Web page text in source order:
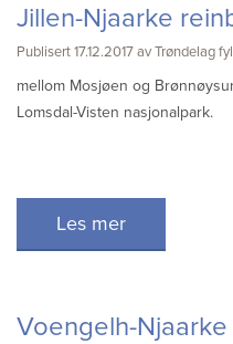
Jillen-Njaarke
Publisert 17.12.2017 av Trøndelag
mellom Mosjøen og
Lomsdal-Visten nasjonalpark.
Les mer
Voengelh-